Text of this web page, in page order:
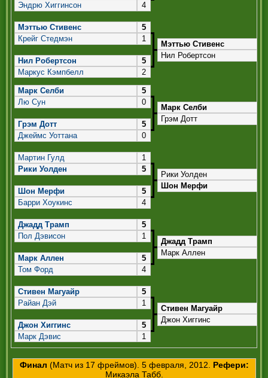
Эндрю Хиггинсон
4
Мэттью Стивенс
5
Крейг Стедмэн
1
Мэттью Стивенс
Нил Робертсон
Нил Робертсон
5
Маркус Кэмпбелл
2
Марк Селби
5
Лю Сун
0
Марк Селби
Грэм Дотт
Грэм Дотт
5
Джеймс Уоттана
0
Мартин Гулд
1
Рики Уолден
5
Рики Уолден
Шон Мерфи
Шон Мерфи
5
Барри Хоукинс
4
Джадд Трамп
5
Пол Дэвисон
1
Джадд Трамп
Марк Аллен
Марк Аллен
5
Том Форд
4
Стивен Магуайр
5
Райан Дэй
1
Стивен Магуайр
Джон Хиггинс
Джон Хиггинс
5
Марк Дэвис
1
Финал (Матч из 17 фреймов). 5 февраля, 2012. Рефери:
Микаэла Табб.